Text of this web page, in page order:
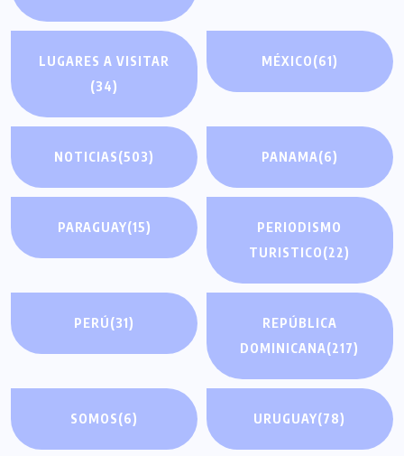
LUGARES A VISITAR
(34)
MÉXICO(61)
NOTICIAS(503) PANAMA(6)
PARAGUAY(15)
PERIODISMO
TURISTICO(22)
PERÚ(31)
REPÚBLICA
DOMINICANA(217)
SOMOS(6) URUGUAY(78)